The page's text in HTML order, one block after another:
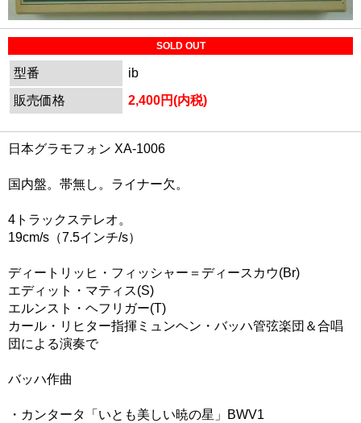
SOLD OUT
型番
ib
販売価格
2,400円(内税)
日本グラモフォン XA-1006
国内盤。帯無し。ライナー欠。
4トラックステレオ。
19cm/s（7.5インチ/s）
ディートリッヒ・フィッシャー＝ディースカウ(Br)
エディット・マティス(S)
エルンスト・ヘフリガー(T)
カール・リヒター指揮ミュンヘン・バッハ管弦楽団＆合唱
団による演奏で
バッハ作曲
・カンタータ「いとも美しい暁の星」BWV1